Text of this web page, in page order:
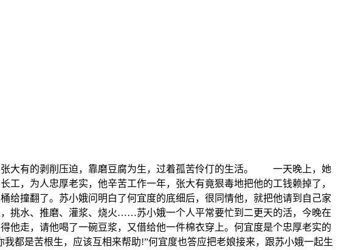
有的剥削压迫，靠磨豆腐为生，过着孤苦伶仃的生活。 一天晚上，她
，为人忠厚老实，他辛苦工作一年，张大有竟狠毒地把他的工钱赖掉了，
给撞翻了。苏小娥问明白了何宜度的底细后，很同情他，就把他请到自己家
挑水、推磨、灌浆、烧火……苏小娥一个人平常要忙到二更天的活，今晚在
走，请他喝了一碗豆浆，又借给他一件棉衣穿上。何宜度是个忠厚老实的
都是苦根生，应该互相来帮助!”何宜度也答应把老娘接来，跟苏小娥一起生